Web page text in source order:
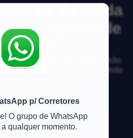
p/ Corretores
O grupo de WhatsApp
qualquer momento.
ter de renda
um imóvel de
mil?
e participe da discussão
financiamento, compra, venda